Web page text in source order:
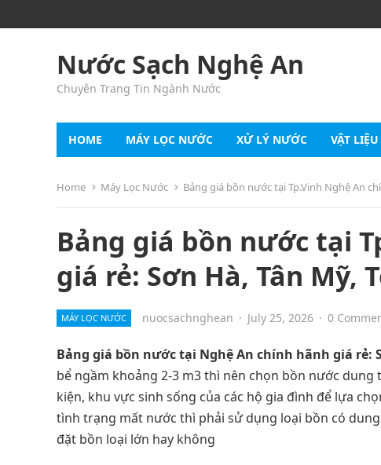
Nước Sạch Nghệ An
Chuyên Trang Tin Ngành Nước
HOME MÁY LỌC NƯỚC XỬ LÝ NƯỚC VẬT
Home Máy Lọc Nước Bảng giá bồn nước tại Tp.Vinh Nghệ An
Bảng giá bồn nước tại
giá rẻ: Sơn Hà, Tân Mỹ,
MÁY LỌC NƯỚC nuocsachnghean · July 25, 2026 · 0
Bảng giá bồn nước tại Nghệ An chính hãnh giá rẻ:
bể ngầm khoảng 2-3 m3 thì nên chọn bồn nước
kiện, khu vực sinh sống của các hộ gia đình để lựa
tình trạng mất nước thì phải sử dụng loại bồn có
đặt bồn loại lớn hay không